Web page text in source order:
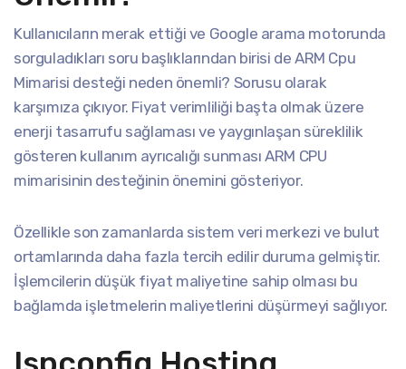
Kullanıcıların merak ettiği ve Google arama motorunda
sorguladıkları soru başlıklarından birisi de ARM Cpu
Mimarisi desteği neden önemli? Sorusu olarak
karşımıza çıkıyor. Fiyat verimliliği başta olmak üzere
enerji tasarrufu sağlaması ve yaygınlaşan süreklilik
gösteren kullanım ayrıcalığı sunması ARM CPU
mimarisinin desteğinin önemini gösteriyor.
Özellikle son zamanlarda sistem veri merkezi ve bulut
ortamlarında daha fazla tercih edilir duruma gelmiştir.
İşlemcilerin düşük fiyat maliyetine sahip olması bu
bağlamda işletmelerin maliyetlerini düşürmeyi sağlıyor.